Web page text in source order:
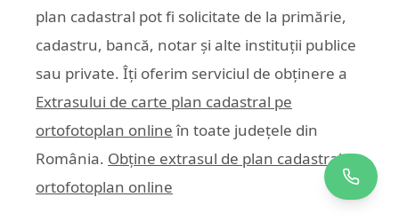
plan cadastral pot fi solicitate de la primărie,
cadastru, bancă, notar și alte instituții publice
sau private. Îți oferim serviciul de obținere a
Extrasului de carte plan cadastral pe
ortofotoplan online în toate județele din
România. Obține extrasul de plan cadastral pe
ortofotoplan online